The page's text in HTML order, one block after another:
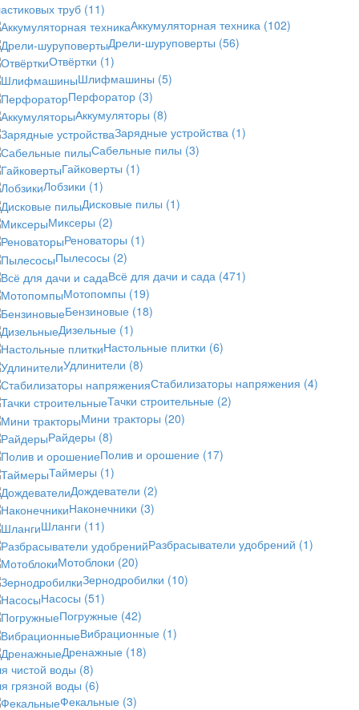
труб (11)
Аккумуляторная техника (102)
Дрели-шуруповерты (56)
Отвёртки (1)
Шлифмашины (5)
Перфоратор (3)
Аккумуляторы (8)
Зарядные устройства (1)
Сабельные пилы (3)
Гайковерты (1)
Лобзики (1)
Дисковые пилы (1)
Миксеры (2)
Реноваторы (1)
Пылесосы (2)
Всё для дачи и сада (471)
Мотопомпы (19)
Бензиновые (18)
Дизельные (1)
Настольные плитки (6)
Удлинители (8)
Стабилизаторы напряжения (4)
Тачки строительные (2)
Мини тракторы (20)
Райдеры (8)
Полив и орошение (17)
Таймеры (1)
Дождеватели (2)
Наконечники (3)
Шланги (11)
Разбрасыватели удобрений (1)
Мотоблоки (20)
Зернодробилки (10)
Насосы (51)
Погружные (42)
Вибрационные (1)
Дренажные (18)
чистой воды (8)
грязной воды (6)
Фекальные (3)